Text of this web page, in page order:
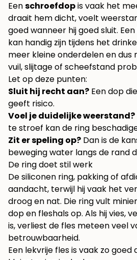
Eenschroefdopis vaak het
draait hem dicht, voelt
goed wanneer hij goed sluit.
kan handig zijn tijdens het
meer kleine onderdelen en
vuil, slijtage of scheefstand
Let op deze punten:
Sluit hij recht aan? Een dop
geeft risico.
Voel je duidelijke weerstand?
te stroef kan de ring
Zit er speling op? Dan is de
beweging water langs de rand
De ring doet stil werk
De siliconen ring, pakking of
aandacht, terwijl hij vaak het
droog en nat. Die ring vult
dop en fleshals op. Als hij vies,
is, verliest de fles meteen veel
betrouwbaarheid.
Een lekvrije fles is vaak zo